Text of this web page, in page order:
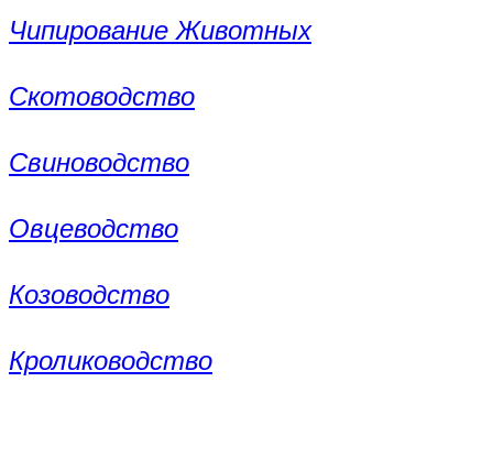
Чипирование Животных
Скотоводство
Свиноводство
Овцеводство
Козоводство
Кролиководство